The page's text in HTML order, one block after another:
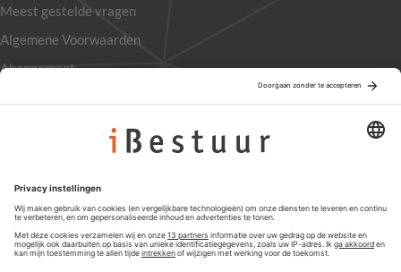
Meest gestelde vragen
Algemene Voorwaarden
Abonnement
Privacyinstellingen